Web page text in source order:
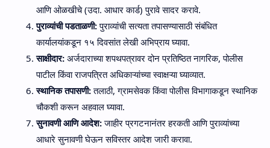
आणि ओळखीचे (उदा. आधार कार्ड) पुरावे सादर करावे.
पुराव्यांची पडताळणी:पुराव्यांची सत्यता तपासण्यासाठी संबंधित
कार्यालयांकडून १५ दिवसांत लेखी अभिप्राय घ्यावा.
साक्षीदार: अर्जदाराच्या शपथपत्रावर दोन प्रतिष्ठित नागरिक, पोलीस
पाटील किंवा राजपत्रित अधिकाऱ्यांच्या स्वाक्षऱ्या घ्याव्यात.
स्थानिक तपासणी:तलाठी, ग्रामसेवक किंवा पोलीस विभागाकडून स्थानिक
चौकशी करून अहवाल घ्यावा.
सुनावणी आणि आदेश:जाहीर प्रगटनानंतर हरकती आणि पुराव्यांच्या
आधारे सुनावणी घेऊन सविस्तर आदेश जारी करावा.